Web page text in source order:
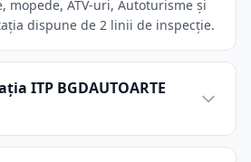
mopede, ATV-uri, Autoturisme și
dispune de 2 linii de inspecție.
ITP BGDAUTOARTE